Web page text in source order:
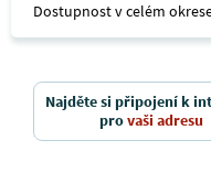
Dostupnost v celém
Najděte si připojení k
provaši adresu